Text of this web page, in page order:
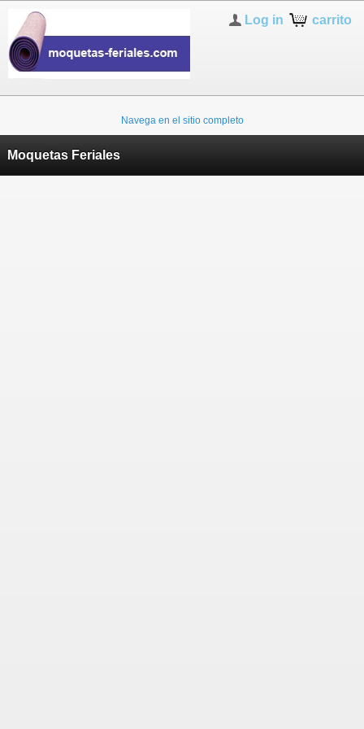
carrito
Log in
Navega en el sitio completo
Moquetas Feriales